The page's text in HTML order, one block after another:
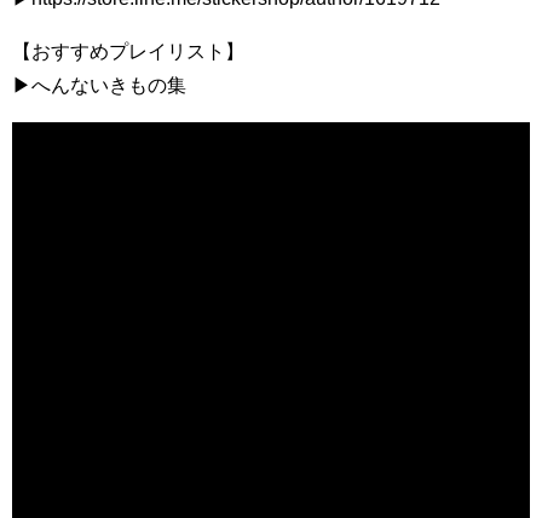
【おすすめプレイリスト】
▶へんないきもの集